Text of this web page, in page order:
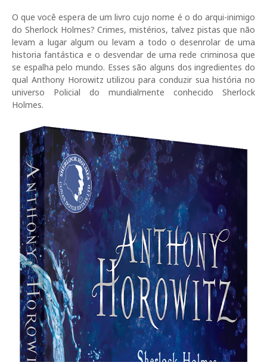
O que você espera de um livro cujo nome é o do arqui-inimigo
do Sherlock Holmes? Crimes, mistérios, talvez pistas que não
levam a lugar algum ou levam a todo o desenrolar de uma
historia fantástica e o desvendar de uma rede criminosa que
se espalha pelo mundo. Esses são alguns dos ingredientes do
qual Anthony Horowitz utilizou para conduzir sua história no
universo Policial do mundialmente conhecido Sherlock
Holmes.